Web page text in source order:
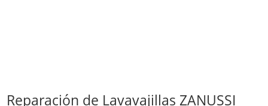
Reparación de Lavavajillas ZANUSSI